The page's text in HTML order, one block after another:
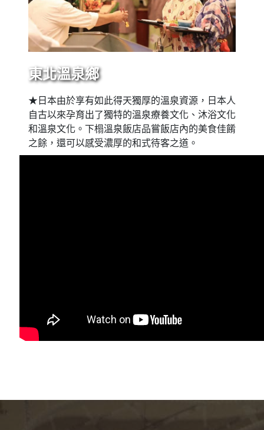
東北溫泉鄉
★日本由於享有如此得天獨厚的溫泉資源，日本人
自古以來孕育出了獨特的溫泉療養文化、沐浴文化
和溫泉文化。下榻溫泉飯店品嘗飯店內的美食佳餚
之餘，還可以感受濃厚的和式待客之道。